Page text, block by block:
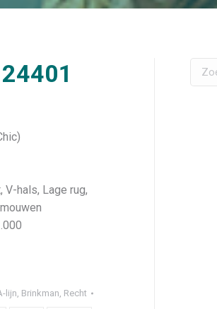
V-hals, Lage rug,
lijn, Brinkman, Recht